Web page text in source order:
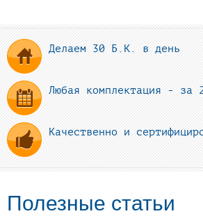
Делаем 30 Б.К. в день
Любая комплектация - за
Качественно и
Полезные статьи